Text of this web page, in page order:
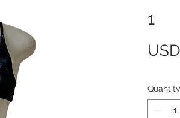
1
Quantity